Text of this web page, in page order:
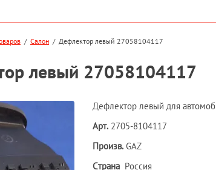
  /
Салон
  /  Дефлектор левый 27058104117
левый 27058104117
Дефлектор левый для
Арт. 2705-8104117
Произв. GAZ
Страна Россия